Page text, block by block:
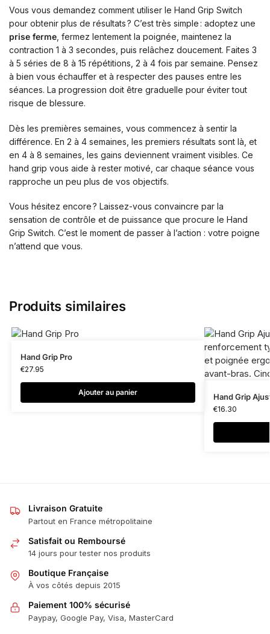
Vous vous demandez comment utiliser le Hand Grip Switch
pour obtenir plus de résultats ? C’est très simple : adoptez une
prise ferme , fermez lentement la poignée, maintenez la
contraction 1 à 3 secondes, puis relâchez doucement. Faites 3
à 5 séries de 8 à 15 répétitions, 2 à 4 fois par semaine. Pensez
à bien vous échauffer et à respecter des pauses entre les
séances. La progression doit être graduelle pour éviter tout
risque de blessure.
Dès les premières semaines, vous commencez à sentir la
différence. En 2 à 4 semaines, les premiers résultats sont là, et
en 4 à 8 semaines, les gains deviennent vraiment visibles. Ce
hand grip vous aide à rester motivé, car chaque séance vous
rapproche un peu plus de vos objectifs.
Vous hésitez encore ? Laissez-vous convaincre par la
sensation de contrôle et de puissance que procure le Hand
Grip Switch. C’est le moment de passer à l’action : votre poigne
n’attend que vous.
Produits similaires
Hand Grip Pro
€27.95
Ajouter au panier Hand Grip
€16.30
Livraison Gratuite
Partout en France métropolitaine
Satisfait ou Remboursé
14 jours pour tester nos produits
Boutique Française
À vos côtés depuis 2015
Paiement 100% sécurisé
Paypay, Google Pay, Visa, MasterCard